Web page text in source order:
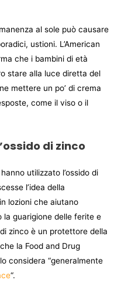
al sole può causare
ustioni. L’American
che i bambini di età
stare alla luce diretta del
mettere un po’ di crema
come il viso o il
di zinco
utilizzato l’ossido di
l’idea della
lozioni che aiutano
la guarigione delle ferite e
di zinco è un protettore della
la Food and Drug
considera “generalmente
“.